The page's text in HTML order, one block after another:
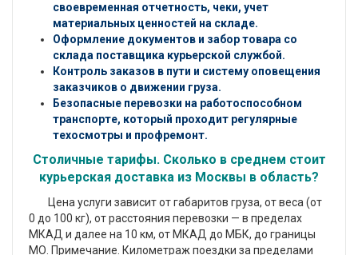
своевременная отчетность, чеки, учет
материальных ценностей на складе.
Оформление документов и забор товара со
склада поставщика курьерской службой.
Контроль заказов в пути и систему оповещения
заказчиков о движении груза.
Безопасные перевозки на работоспособном
транспорте, который проходит регулярные
техосмотры и профремонт.
Столичные тарифы. Сколько в среднем стоит
курьерская доставка из Москвы в область?
Цена услуги зависит от габаритов груза, от веса (от
0 до 100 кг), от расстояния перевозки — в пределах
МКАД и далее на 10 км, от МКАД до МБК, до границы
МО. Примечание. Километраж поездки за пределами